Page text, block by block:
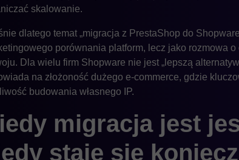
skalowanie.
dlatego temat „migracja z PrestaShop do
porównania platform, lecz jako rozmowa
Dla wielu firm Shopware nie jest „lepszą
na złożoność dużego e-commerce, gdzie
budowania własnego IP.
migracja jest
staje się